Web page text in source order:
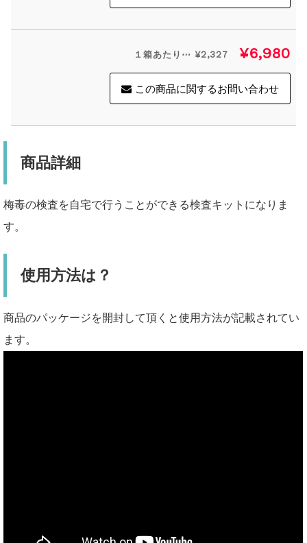
１箱あたり⋯ ¥2,327 ¥6,980
この商品に関するお問い合わせ
商品詳細
梅毒の検査を自宅で行うことができる検査キットになりま
す。
使用方法は？
商品のパッケージを開封して頂くと使用方法が記載されてい
ます。